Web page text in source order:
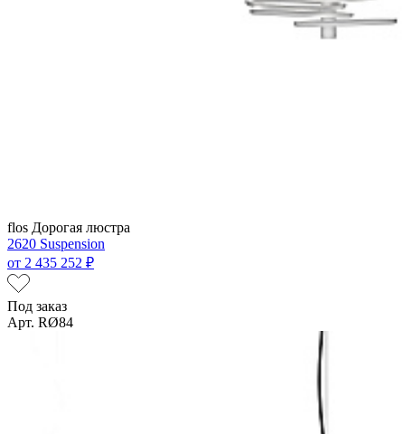
flos Дорогая люстра
2620 Suspension
от 2 435 252 ₽
Под заказ
Арт. RØ84